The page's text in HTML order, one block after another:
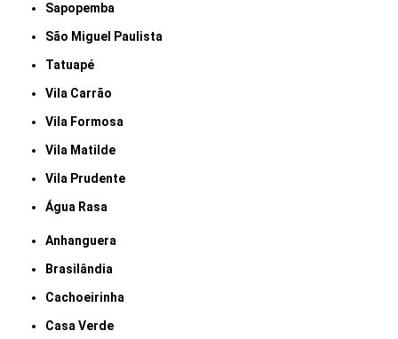
Sapopemba
São Miguel Paulista
Tatuapé
Vila Carrão
Vila Formosa
Vila Matilde
Vila Prudente
Água Rasa
Anhanguera
Brasilândia
Cachoeirinha
Casa Verde